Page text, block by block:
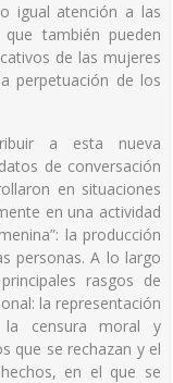
igual atención a las
también pueden
de las mujeres
perpetuación de los
a esta nueva
de conversación
en situaciones
en una actividad
la producción
personas. A lo largo
rasgos de
la representación
la censura moral y
que se rechazan y el
en el que se